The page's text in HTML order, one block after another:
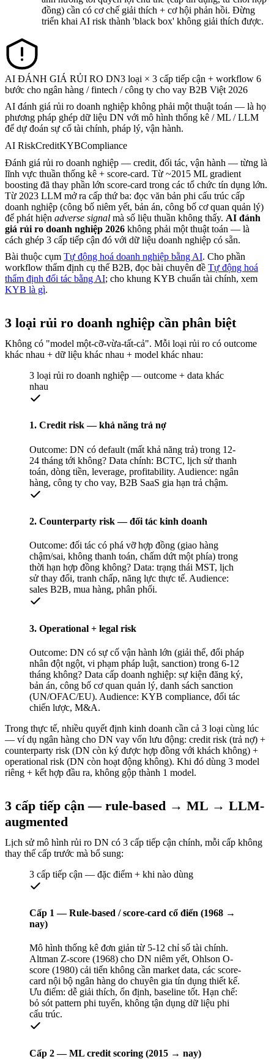
đồng) cần có cơ chế giải thích + cơ hội phản hồi. Đừng
triển khai AI risk thành 'black box' không giải thích được.
AI ĐÁNH GIÁ RỦI RO DN3 loại × 3 cấp tiếp cận + workflow 6
bước cho ngân hàng / fintech / công ty cho vay B2B Việt 2026
AI đánh giá rủi ro doanh nghiệp không phải một thuật toán — là họ
phương pháp ghép dữ liệu DN với mô hình thống kê / ML / LLM
để dự đoán sự cố tài chính, pháp lý, vận hành.
AI RiskCreditKYBCompliance
Đánh giá rủi ro doanh nghiệp — credit, đối tác, vận hành — từng là
lĩnh vực thuần thống kê + score-card. Từ ~2015 ML gradient
boosting đã thay phần lớn score-card trong các tổ chức tín dụng lớn.
Từ 2023 LLM mở ra cấp thứ ba: đọc văn bản phi cấu trúc cấp
doanh nghiệp (công bố niêm yết, bản án, công bố cơ quan quản lý)
để phát hiện adverse signal mà số liệu thuần không thấy. AI đánh
giá rủi ro doanh nghiệp 2026 không phải một thuật toán — là
cách ghép 3 cấp tiếp cận đó với dữ liệu doanh nghiệp có sẵn.
Bài thuộc cụm Tự động hoá doanh nghiệp bằng AI. Cho phần
workflow thẩm định cụ thể B2B, đọc bài chuyên đề Tự động hoá
thẩm định đối tác bằng AI; cho khung KYB chuẩn tài chính, xem
KYB là gì.
3 loại rủi ro doanh nghiệp cần phân biệt
Không có "model một-cỡ-vừa-tất-cả". Mỗi loại rủi ro có outcome
khác nhau + dữ liệu khác nhau + model khác nhau:
3 loại rủi ro doanh nghiệp — outcome + data khác
nhau
1. Credit risk — khả năng trả nợ
Outcome: DN có default (mất khả năng trả) trong 12-
24 tháng tới không? Data chính: BCTC, lịch sử thanh
toán, dòng tiền, leverage, profitability. Audience: ngân
hàng, công ty cho vay, B2B SaaS gia hạn trả chậm.
2. Counterparty risk — đối tác kinh doanh
Outcome: đối tác có phá vỡ hợp đồng (giao hàng
chậm/sai, không thanh toán, chấm dứt một phía) trong
thời hạn hợp đồng không? Data: trạng thái MST, lịch
sử thay đổi, tranh chấp, năng lực thực tế. Audience:
sales B2B, mua hàng, phân phối.
3. Operational + legal risk
Outcome: DN có sự cố vận hành lớn (giải thể, đổi pháp
nhân đột ngột, vi phạm pháp luật, sanction) trong 6-12
tháng không? Data cấp doanh nghiệp: sự kiện đăng ký,
bản án, công bố cơ quan quản lý, danh sách sanction
(UN/OFAC/EU). Audience: KYB compliance, đối tác
chiến lược, M&A.
Trong thực tế, nhiều quyết định kinh doanh cần cả 3 loại cùng lúc
— ví dụ ngân hàng cho DN vay vốn lưu động: credit risk (trả nợ) +
counterparty risk (DN còn ký được hợp đồng với khách không) +
operational risk (DN còn hoạt động không). Khi đó dùng 3 model
riêng + kết hợp đầu ra, không gộp thành 1 model.
3 cấp tiếp cận — rule-based → ML → LLM-
augmented
Lịch sử mô hình rủi ro DN có 3 cấp tiếp cận chính, mỗi cấp không
thay thế cấp trước mà bổ sung:
3 cấp tiếp cận — đặc điểm + khi nào dùng
Cấp 1 — Rule-based / score-card cổ điển (1968 →
nay)
Mô hình thống kê đơn giản từ 5-12 chỉ số tài chính.
Altman Z-score (1968) cho DN niêm yết, Ohlson O-
score (1980) cải tiến không cần market data, các score-
card nội bộ ngân hàng do chuyên gia tín dụng thiết kế.
Ưu điểm: dễ giải thích, ổn định, baseline tốt. Hạn chế:
bỏ sót pattern phi tuyến, không tận dụng dữ liệu phi
cấu trúc.
Cấp 2 — ML credit scoring (2015 → nay)